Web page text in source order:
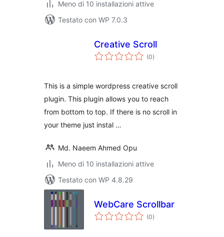
Meno di 10 installazioni attive
Testato con WP 7.0.3
Creative Scroll
(0valutazioni
totali
)
This is a simple wordpress creative scroll
plugin. This plugin allows you to reach
from bottom to top. If there is no scroll in
your theme just instal …
Md. Naeem Ahmed Opu
Meno di 10 installazioni attive
Testato con WP 4.8.29
WebCare Scrollbar
(0valutazioni
totali
)